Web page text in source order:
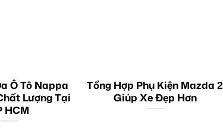
Ô Tô Nappa
Lượng Tại
HCM
Tổng Hợp Phụ Kiện Mazda 2
Giúp Xe Đẹp Hơn